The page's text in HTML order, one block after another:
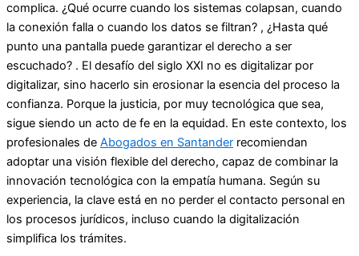
complica. ¿Qué ocurre cuando los sistemas colapsan, cuando
la conexión falla o cuando los datos se filtran? , ¿Hasta qué
punto una pantalla puede garantizar el derecho a ser
escuchado? . El desafío del siglo XXI no es digitalizar por
digitalizar, sino hacerlo sin erosionar la esencia del proceso la
confianza. Porque la justicia, por muy tecnológica que sea,
sigue siendo un acto de fe en la equidad. En este contexto, los
profesionales de Abogados en Santander recomiendan
adoptar una visión flexible del derecho, capaz de combinar la
innovación tecnológica con la empatía humana. Según su
experiencia, la clave está en no perder el contacto personal en
los procesos jurídicos, incluso cuando la digitalización
simplifica los trámites.